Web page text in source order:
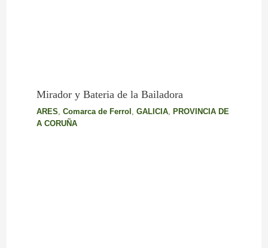
Mirador y Bateria de la Bailadora
ARES Comarca de Ferrol GALICIA, PROVINCIA DE
A CORUÑA